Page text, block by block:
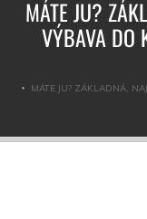
MÁTE JU?
VÝBAVA DO
MÁTE JU? ZÁKLADNÁ,